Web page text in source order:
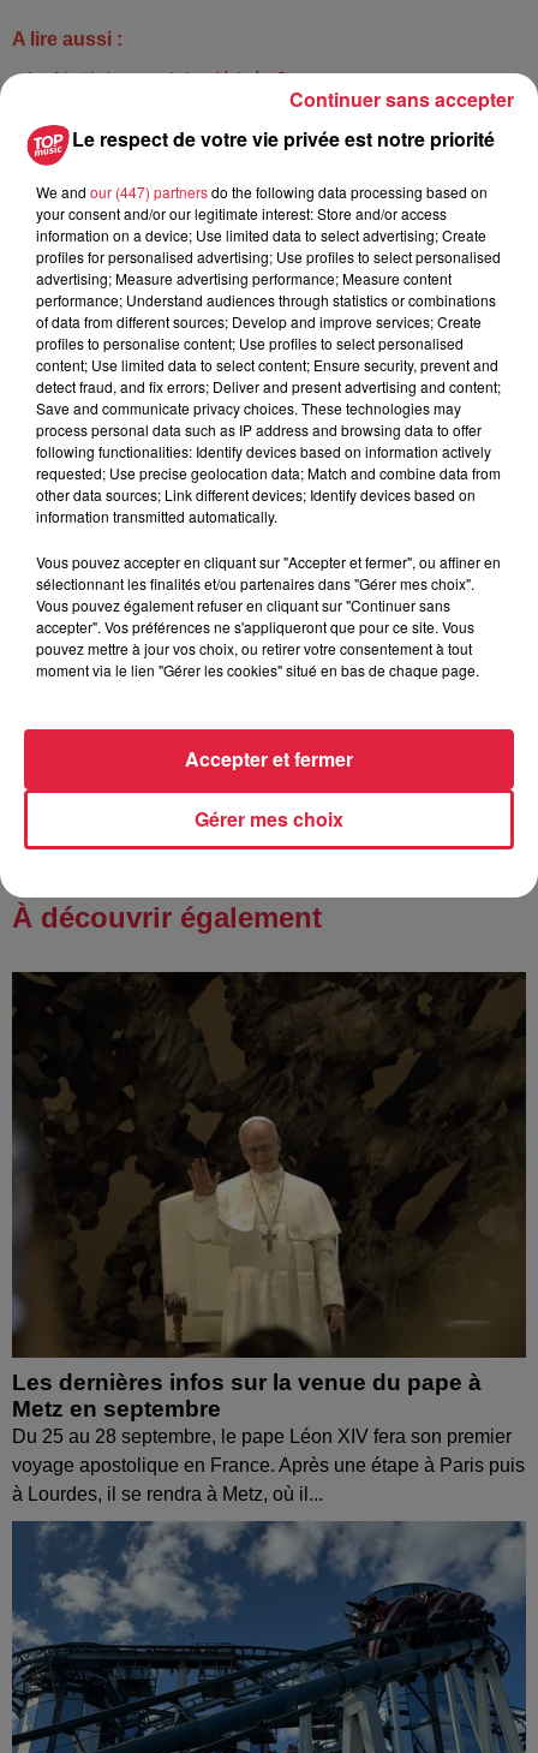
A lire aussi :
>Le Noël des produits dérivés ?
Publié : 4 janvier 2023 à 11h08 - Modifié : 30 octobre 2025 à
A lire aussi
12h23
Les dernières infos sur la venue du
pape à Metz en septembre
Europa-Park : des précisons sur
l’après Euro-Mir
À découvrir également
Les dernières infos sur la venue du pape à
Metz en septembre
Du 25 au 28 septembre, le pape Léon XIV fera son premier
voyage apostolique en France. Après une étape à Paris puis
à Lourdes, il se rendra à Metz, où il...
Le respect de votre vie privée est notre priorité
We and our (447) partnersdo the following data processing based on
your consent and/or our legitimate interest: Store and/or access
information on a device; Use limited data to select advertising; Create
profiles for personalised advertising; Use profiles to select personalised
advertising; Measure advertising performance; Measure content
performance; Understand audiences through statistics or combinations
of data from different sources; Develop and improve services; Create
profiles to personalise content; Use profiles to select personalised
content; Use limited data to select content; Ensure security, prevent and
detect fraud, and fix errors; Deliver and present advertising and content;
Save and communicate privacy choices. These technologies may
process personal data such as IP address and browsing data to offer
following functionalities: Identify devices based on information actively
requested; Use precise geolocation data; Match and combine data from
other data sources; Link different devices; Identify devices based on
information transmitted automatically.
Vous pouvez accepter en cliquant sur "Accepter et fermer", ou affiner en
sélectionnant les finalités et/ou partenaires dans "Gérer mes choix".
Vous pouvez également refuser en cliquant sur "Continuer sans
accepter". Vos préférences ne s'appliqueront que pour ce site. Vous
pouvez mettre à jour vos choix, ou retirer votre consentement à tout
moment via le lien "Gérer les cookies" situé en bas de chaque page.
Gérer mes choix
Accepter et fermer
Continuer sans accepter